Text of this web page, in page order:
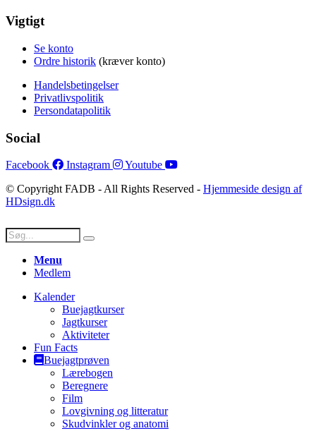
Vigtigt
Se konto
Ordre historik (kræver konto)
Handelsbetingelser
Privatlivspolitik
Persondatapolitik
Social
Facebook Instagram
Youtube
© Copyright FADB - All Rights Reserved - Hjemmeside design af
HDsign.dk
Menu
Medlem
Kalender
Buejagtkurser
Jagtkurser
Aktiviteter
Fun Facts
Buejagtprøven
Lærebogen
Beregnere
Film
Lovgivning og litteratur
Skudvinkler og anatomi